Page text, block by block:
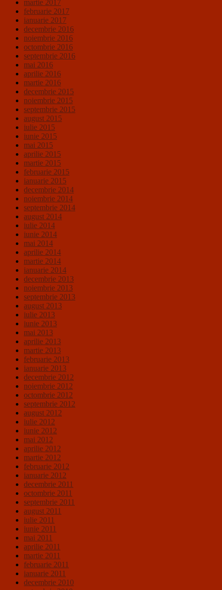
martie 2017
februarie 2017
ianuarie 2017
decembrie 2016
noiembrie 2016
octombrie 2016
septembrie 2016
mai 2016
aprilie 2016
martie 2016
decembrie 2015
noiembrie 2015
septembrie 2015
august 2015
iulie 2015
iunie 2015
mai 2015
aprilie 2015
martie 2015
februarie 2015
ianuarie 2015
decembrie 2014
noiembrie 2014
septembrie 2014
august 2014
iulie 2014
iunie 2014
mai 2014
aprilie 2014
martie 2014
ianuarie 2014
decembrie 2013
noiembrie 2013
septembrie 2013
august 2013
iulie 2013
iunie 2013
mai 2013
aprilie 2013
martie 2013
februarie 2013
ianuarie 2013
decembrie 2012
noiembrie 2012
octombrie 2012
septembrie 2012
august 2012
iulie 2012
iunie 2012
mai 2012
aprilie 2012
martie 2012
februarie 2012
ianuarie 2012
decembrie 2011
octombrie 2011
septembrie 2011
august 2011
iulie 2011
iunie 2011
mai 2011
aprilie 2011
martie 2011
februarie 2011
ianuarie 2011
decembrie 2010